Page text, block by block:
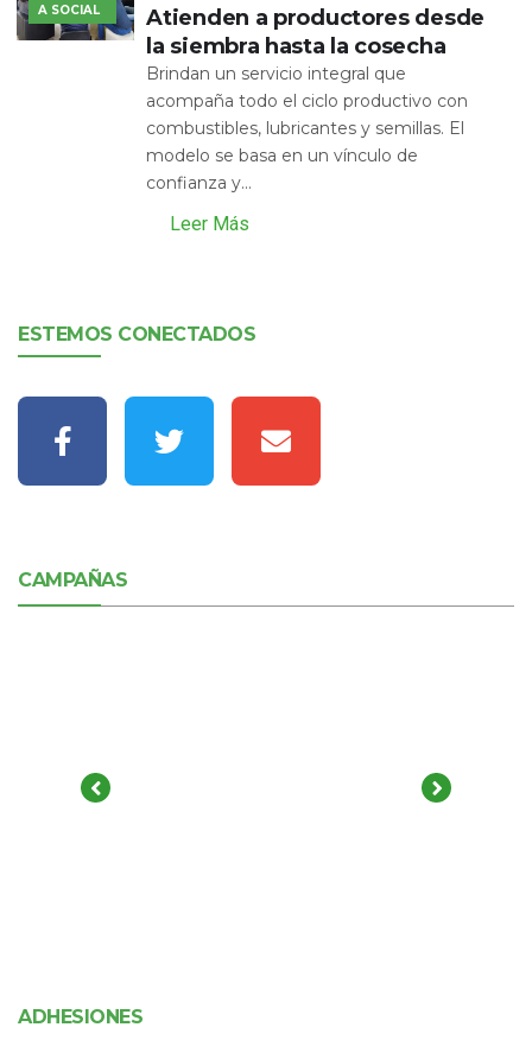
A SOCIAL
Atienden a productores desde
la siembra hasta la cosecha
Brindan un servicio integral que
acompaña todo el ciclo productivo con
combustibles, lubricantes y semillas. El
modelo se basa en un vínculo de
confianza y...
Leer Más
ESTEMOS CONECTADOS
CAMPAÑAS
ADHESIONES